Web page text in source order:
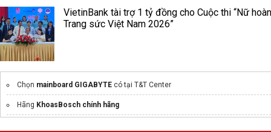
VietinBank tài trợ 1 tỷ đồng cho Cuộc thi “Nữ
Trang sức Việt Nam 2026”
Chọn mainboard GIGABYTE có tại T&T Center
Hãng KhoasBosch chính hãng